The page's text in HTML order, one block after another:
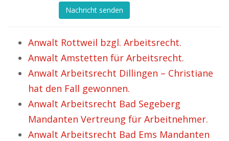
Nachricht senden
Anwalt Rottweil bzgl. Arbeitsrecht.
Anwalt Amstetten für Arbeitsrecht.
Anwalt Arbeitsrecht Dillingen – Christiane
hat den Fall gewonnen.
Anwalt Arbeitsrecht Bad Segeberg
Mandanten Vertreung für Arbeitnehmer.
Anwalt Arbeitsrecht Bad Ems Mandanten